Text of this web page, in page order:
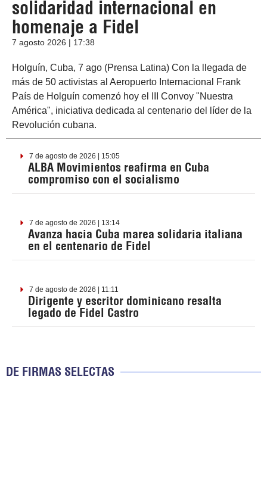
solidaridad internacional en
homenaje a Fidel
7 agosto 2026 | 17:38
Holguín, Cuba, 7 ago (Prensa Latina) Con la llegada de
más de 50 activistas al Aeropuerto Internacional Frank
País de Holguín comenzó hoy el III Convoy "Nuestra
América", iniciativa dedicada al centenario del líder de la
Revolución cubana.
7 de agosto de 2026 | 15:05
ALBA Movimientos reafirma en Cuba
compromiso con el socialismo
7 de agosto de 2026 | 13:14
Avanza hacia Cuba marea solidaria italiana
en el centenario de Fidel
7 de agosto de 2026 | 11:11
Dirigente y escritor dominicano resalta
legado de Fidel Castro
DE FIRMAS SELECTAS